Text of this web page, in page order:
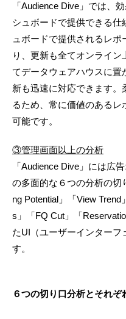
「Audience Dive」では、
シュボードで提供できる仕
ュボードで提供されるレ
り、更新も全てオンライ
てデータウェアハウスに置
新も迅速に対応できます。
るため、常に価値のある
可能です。
③管理画面以上の分析
「Audience Dive」には広
の多面的な６つの分析の
ng Potential」「View
s」「FQ Cut」「
たUI（ユーザーインターフ
す。
６つの切り口分析とそれ